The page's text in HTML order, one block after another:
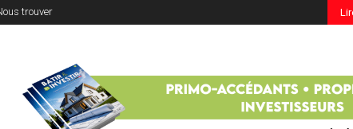
trouver